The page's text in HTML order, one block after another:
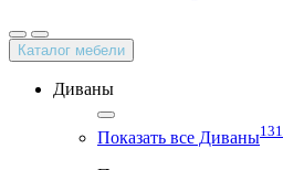
Каталог мебели
Диваны
Показать все Диваны131